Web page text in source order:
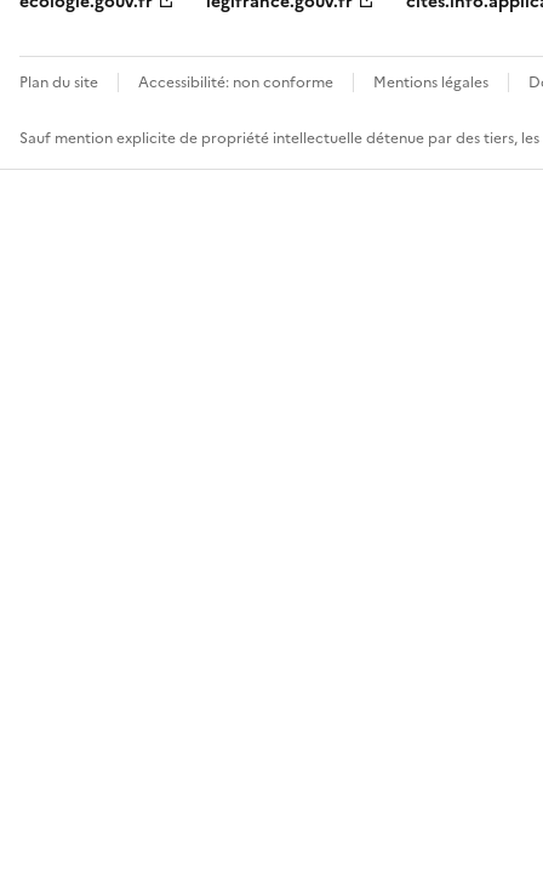
Plan du site Accessibilité: non conforme Mentions légales
Sauf mention explicite de propriété intellectuelle détenue par des tiers,